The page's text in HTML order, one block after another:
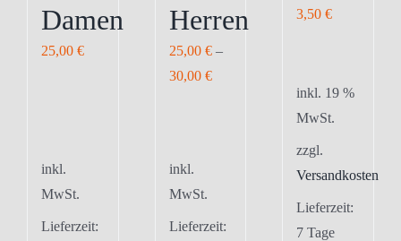
Damen
25,00 €
inkl.
MwSt.
Lieferzeit:
Herren
25,00 €–
30,00 €
inkl.
MwSt.
Lieferzeit:
3,50€
inkl. 19 %
MwSt.
zzgl.
Versandkosten
Lieferzeit:
7 Tage